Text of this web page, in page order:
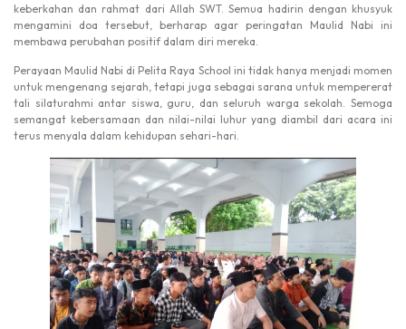
keberkahan dan rahmat dari Allah SWT. Semua hadirin dengan khusyuk
mengamini doa tersebut, berharap agar peringatan Maulid Nabi ini
membawa perubahan positif dalam diri mereka.
Perayaan Maulid Nabi di Pelita Raya School ini tidak hanya menjadi momen
untuk mengenang sejarah, tetapi juga sebagai sarana untuk mempererat
tali silaturahmi antar siswa, guru, dan seluruh warga sekolah. Semoga
semangat kebersamaan dan nilai-nilai luhur yang diambil dari acara ini
terus menyala dalam kehidupan sehari-hari.